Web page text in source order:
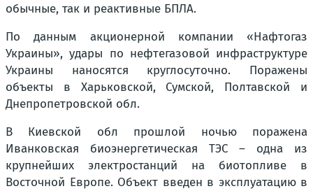
обычные, так и реактивные БПЛА.
По данным акционерной компании «Нафтогаз
Украины», удары по нефтегазовой инфраструктуре
Украины наносятся круглосуточно. Поражены
объекты в Харьковской, Сумской, Полтавской и
Днепропетровской обл.
В Киевской обл прошлой ночью поражена
Иванковская биоэнергетическая ТЭС – одна из
крупнейших электростанций на биотопливе в
Восточной Европе. Объект введен в эксплуатацию в